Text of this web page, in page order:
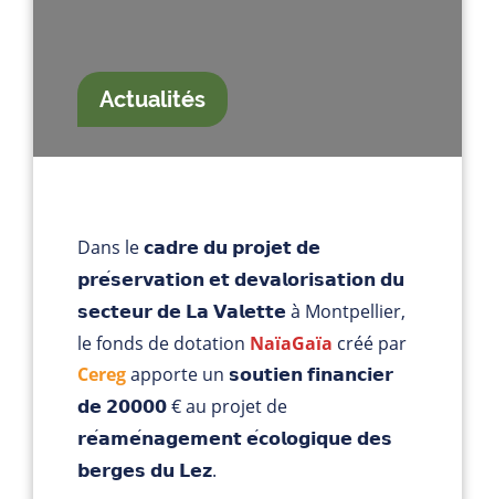
Actualités
Dans le 𝗰𝗮𝗱𝗿𝗲 𝗱𝘂 𝗽𝗿𝗼𝗷𝗲𝘁 𝗱𝗲
𝗽𝗿𝗲𝘀𝗲𝗿𝘃𝗮𝘁𝗶𝗼𝗻 𝗲𝘁 𝗱𝗲𝘃𝗮𝗹𝗼𝗿𝗶𝘀𝗮𝘁𝗶𝗼𝗻 𝗱𝘂
𝘀𝗲𝗰𝘁𝗲𝘂𝗿 𝗱𝗲 𝗟𝗮 𝗩𝗮𝗹𝗲𝘁𝘁𝗲 à Montpellier,
le fonds de dotation NaïaGaïa créé par
Ceregapporte un 𝘀𝗼𝘂𝘁𝗶𝗲𝗻 𝗳𝗶𝗻𝗮𝗻𝗰𝗶𝗲𝗿
𝗱𝗲 𝟮𝟬𝟬𝟬𝟬 € au projet de
𝗿𝗲𝗮𝗺𝗲𝗻𝗮𝗴𝗲𝗺𝗲𝗻𝘁 𝗲𝗰𝗼𝗹𝗼𝗴𝗶𝗾𝘂𝗲 𝗱𝗲𝘀
𝗯𝗲𝗿𝗴𝗲𝘀 𝗱𝘂 𝗟𝗲𝘇.